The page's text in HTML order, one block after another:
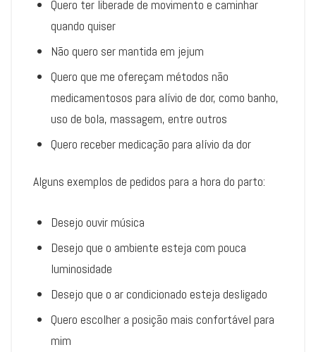
Quero ter liberade de movimento e caminhar
quando quiser
Não quero ser mantida em jejum
Quero que me ofereçam métodos não
medicamentosos para alívio de dor, como banho,
uso de bola, massagem, entre outros
Quero receber medicação para alívio da dor
Alguns exemplos de pedidos para a hora do parto:
Desejo ouvir música
Desejo que o ambiente esteja com pouca
luminosidade
Desejo que o ar condicionado esteja desligado
Quero escolher a posição mais confortável para
mim